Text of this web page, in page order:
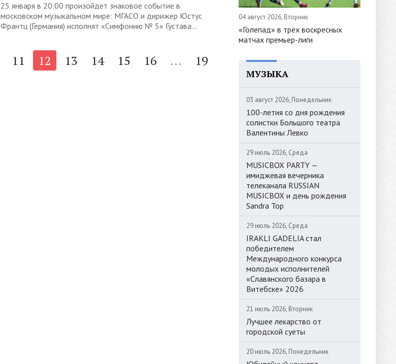
25 января в 20:00 произойдет знаковое событие в
московском музыкальном мире: МГАСО и дирижер Юстус
Франтц (Германия) исполнят «Симфонию № 5» Густава...
11 12 13 14 15 16 ... 19
04 август 2026, Вторник
«Голепад» в трёх воскресных
матчах премьер-лиги
МУЗЫКА
03 август 2026, Понедельник
100-летия со дня рождения
солистки Большого театра
Валентины Левко
29 июль 2026, Среда
MUSICBOX PARTY —
имиджевая вечерника
телеканала RUSSIAN
MUSICBOX и день рождения
Sandra Top
29 июль 2026, Среда
IRAKLI GADELIA стал
победителем
Международного конкурса
молодых исполнителей
«Славянского базара в
Витебске» 2026
21 июль 2026, Вторник
Лучшее лекарство от
городской суеты
20 июль 2026, Понедельник